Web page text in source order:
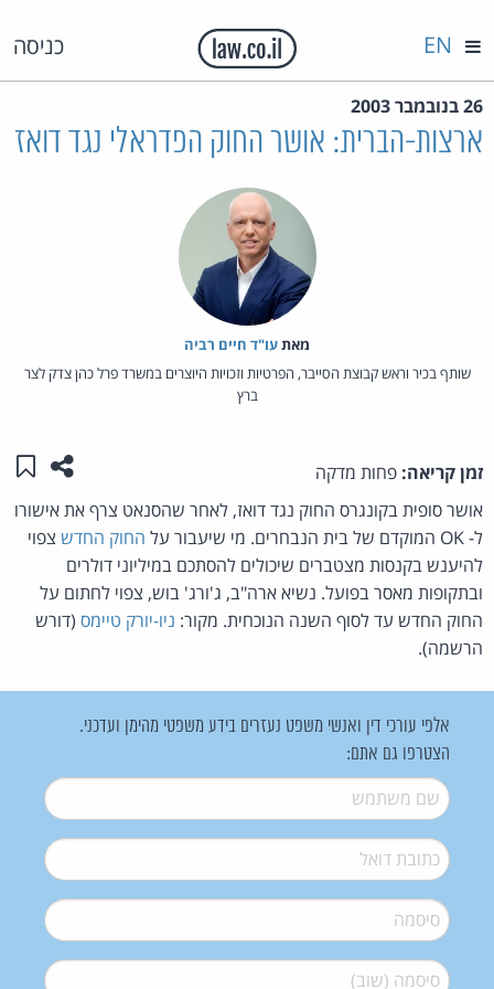
כניסה EN
26 בנובמבר 2003
ארצות-הברית: אושר החוק הפדראלי נגד דואז
מאת‏עו"ד חיים רביה
שותף בכיר וראש קבוצת הסייבר, הפרטיות וזכויות היוצרים במשרד פרל כהן צדק לצר
ברץ
זמן קריאה: פחות מדקה שתפו
אושר סופית בקונגרס החוק נגד דואז, לאחר שהסנאט צרף את אישורו
ל- OK המוקדם של בית הנבחרים. מי שיעבור על
החוק החדש צפוי
להיענש בקנסות מצטברים שיכולים להסתכם במיליוני דולרים
ובתקופות מאסר בפועל. נשיא ארה"ב, ג'ורג' בוש, צפוי לחתום על
החוק החדש עד לסוף השנה הנוכחית. מקור: ניו-יורק טיימס (דורש
הרשמה).
אלפי עורכי דין ואנשי משפט נעזרים בידע משפטי מהימן ועדכני.
הצטרפו גם אתם:
שם משתמש*
דואל*
סיסמה*
סיסמה (שוב)*